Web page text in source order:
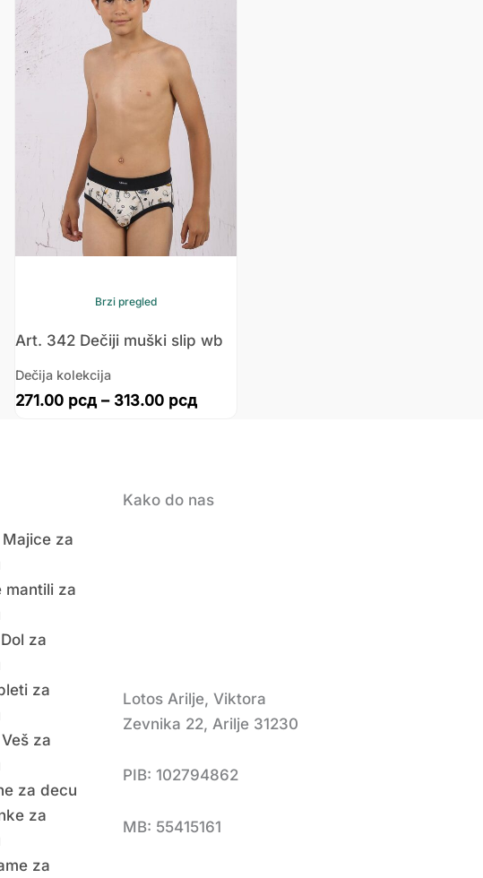
рсд
рсд
Brzi pregled
Art. 342 Dečiji muški slip wb
Dečija kolekcija
271.00 рсд – 313.00 рсд
za
mantili za
za
za
za
za decu
za
za
Kako do nas
Lotos Arilje, Viktora
Zevnika 22, Arilje 31230
PIB: 102794862
MB: 55415161